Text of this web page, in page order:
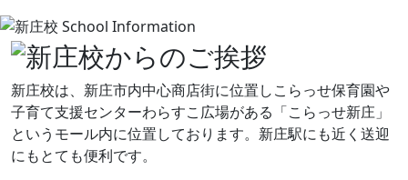
新庄校は、新庄市内中心商店街に位置しこらっせ保育園や
子育て支援センターわらすこ広場がある「こらっせ新庄」
というモール内に位置しております。新庄駅にも近く送迎
にもとても便利です。